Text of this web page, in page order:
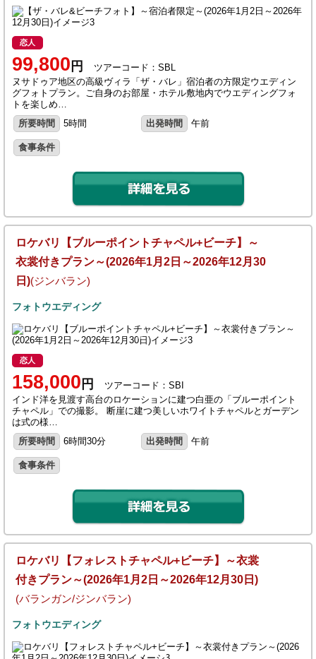
恋人
99,800 円
ツアーコード：SBL
ヌサドゥア地区の高級ヴィラ「ザ・バレ」宿泊者の方限定ウエディン
グフォトプラン。ご自身のお部屋・ホテル敷地内でウエディングフォ
トを楽しめ…
所要時間
5時間 出発時間 午前
食事条件
ロケバリ【ブルーポイントチャペル+ビーチ】～
衣裳付きプラン～(2026年1月2日～2026年12月30
日)(ジンバラン)
フォトウエディング
恋人
158,000 円
ツアーコード：SBI
インド洋を見渡す高台のロケーションに建つ白亜の「ブルーポイント
チャペル」での撮影。 断崖に建つ美しいホワイトチャペルとガーデン
は式の様…
所要時間
6時間30分 出発時間 午前
食事条件
ロケバリ【フォレストチャペル+ビーチ】～衣裳
付きプラン～(2026年1月2日～2026年12月30日)
(バランガン/ジンバラン)
フォトウエディング